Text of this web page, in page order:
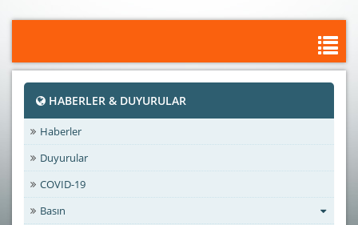
HABERLER & DUYURULAR
Haberler
Duyurular
COVID-19
Basın